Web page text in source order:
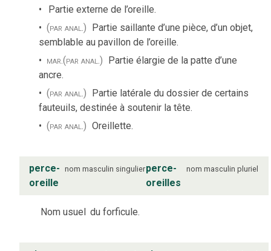
Partie externe de l’oreille.
(par anal.) Partie saillante d’une pièce, d’un objet,
semblable au pavillon de l’oreille.
mar.(par anal.) Partie élargie de la patte d’une
ancre.
(par anal.) Partie latérale du dossier de certains
fauteuils, destinée à soutenir la tête.
(par anal.) Oreillette.
perce-
oreille
nom masculin singulierperce-
oreilles
nom masculin pluriel
Nom usuel du forficule.